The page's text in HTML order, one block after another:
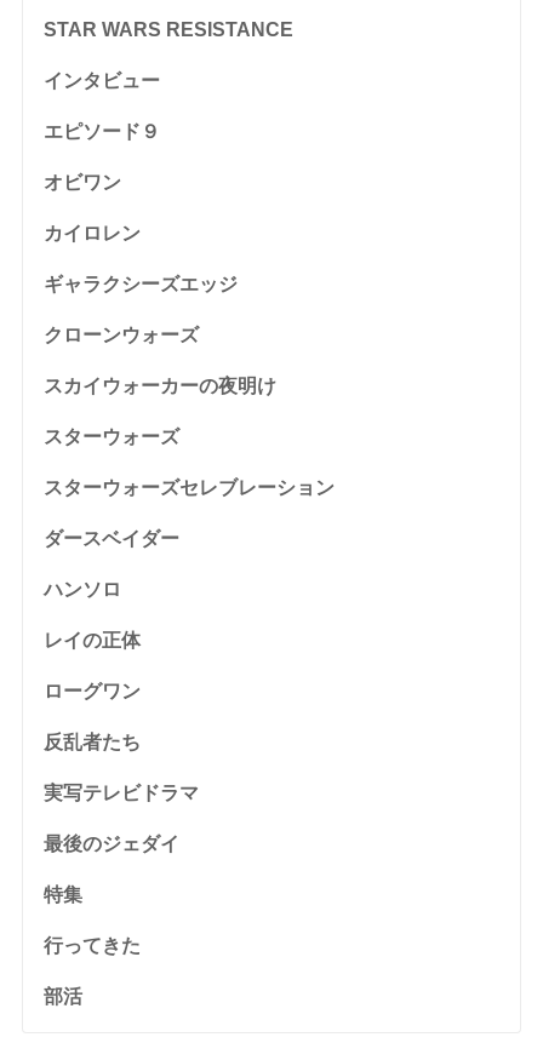
STAR WARS RESISTANCE
インタビュー
エピソード９
オビワン
カイロレン
ギャラクシーズエッジ
クローンウォーズ
スカイウォーカーの夜明け
スターウォーズ
スターウォーズセレブレーション
ダースベイダー
ハンソロ
レイの正体
ローグワン
反乱者たち
実写テレビドラマ
最後のジェダイ
特集
行ってきた
部活